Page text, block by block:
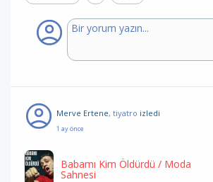
Merve Ertene, tiyatro izledi
1 ay önce
Babamı Kim Öldürdü / Moda
Sahnesi